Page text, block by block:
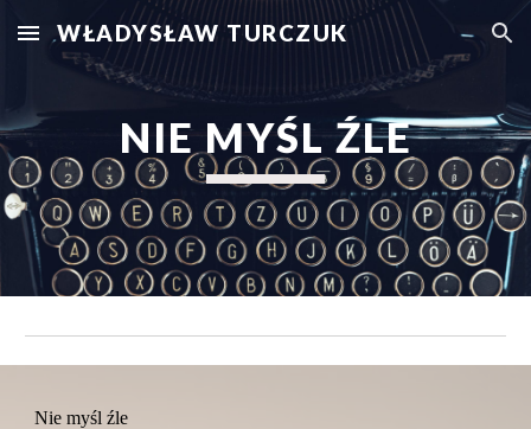
Skip to main content Skip to navigation
WŁADYSŁAW TURCZUK
NIE MYŚL ŹLE
Nie myśl źle